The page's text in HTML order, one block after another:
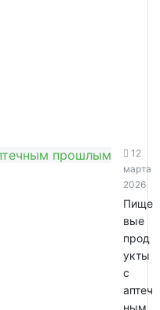
12
марта
2026
Пище
вые
прод
укты
с
аптеч